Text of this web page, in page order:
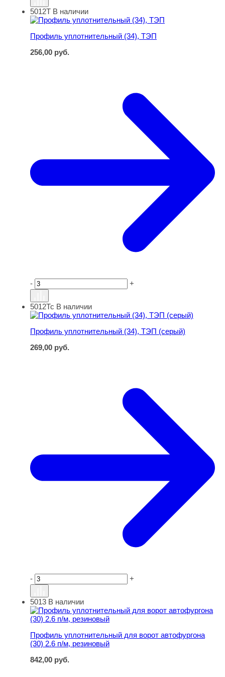
Профиль уплотнительный (34), ТЭП
5012Т В наличии
Профиль уплотнительный (34), ТЭП
256,00 руб.
- +
Профиль уплотнительный (34), ТЭП (серый)
5012Тс В наличии
Профиль уплотнительный (34), ТЭП (серый)
269,00 руб.
- +
Профиль уплотнительный для ворот автофургона (30)
5013 В наличии
Профиль уплотнительный для ворот автофургона
(30) 2.6 п/м, резиновый
842,00 руб.